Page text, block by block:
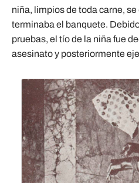
niña, limpios de toda carne,
terminaba el banquete.
pruebas, el tío de la niña fue
asesinato y posteriormente